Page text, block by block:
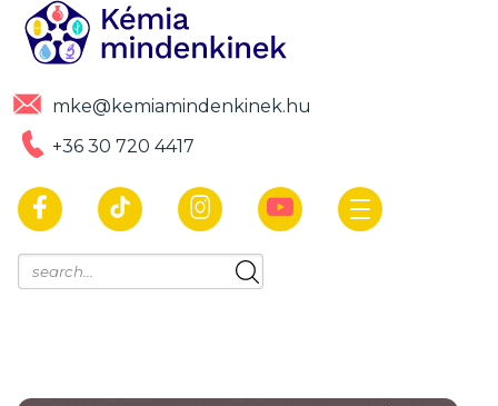
mke@kemiamindenkinek.hu
+36 30 720 4417